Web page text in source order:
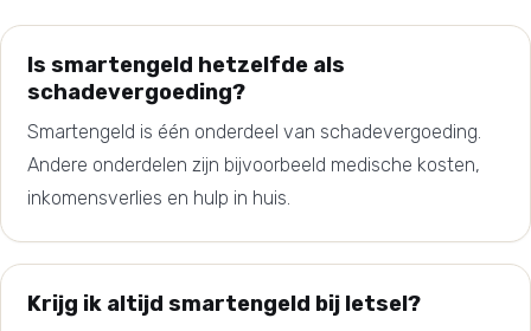
Is smartengeld hetzelfde als
schadevergoeding?
Smartengeld is één onderdeel van schadevergoeding.
Andere onderdelen zijn bijvoorbeeld medische kosten,
inkomensverlies en hulp in huis.
Krijg ik altijd smartengeld bij letsel?